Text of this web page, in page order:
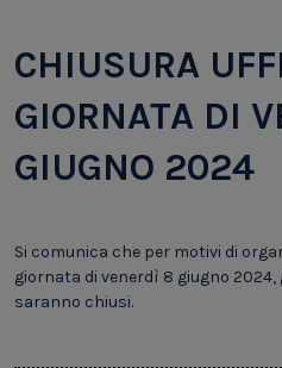
CHIUSURA
GIORNATA DI
GIUGNO 2024
Si comunica che per motivi di
giornata di venerdì 8 giugno
saranno chiusi.